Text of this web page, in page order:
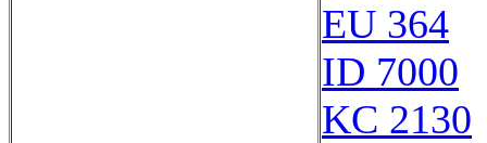
EU 364
ID 7000
KC 2130